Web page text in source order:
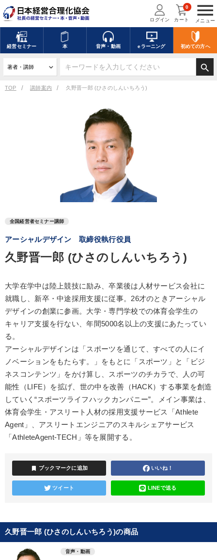
menu
メニュー
ログイン カート
0
経営セミナー 本 音声・動画 eラーニング 初めての方へ
search
TOP 講師案内 久野晋一郎 (ひさのしんいちろう)
全国経営者セミナー講師
アーシャルデザイン 取締役執行役員
久野晋一郎 (ひさのしんいちろう)
大学在学中は陸上競技に励み、卒業後は人材サービス会社に
就職し、新卒・中途採用支援に従事。26才のときアーシャル
デザインの創業に参画。大学・専門学校での体育会学生の
キャリア支援を行ない、年間5000名以上の支援にあたってい
る。
アーシャルデザインは「スポーツを通じて、すべての人にイ
ノベーションをもたらす。」をもとに「スポーツ」と「ビジ
ネスコンテンツ」をかけ算し、スポーツのチカラで、人の可
能性（LIFE）を拡げ、世の中を改善（HACK）する事業を創造
していく“スポーツライフハックカンパニー”。メイン事業は、
体育会学生・アスリート人材の採用支援サービス「Athlete
Agent」、アスリートエンジニアのスキルシェアサービス
「AthleteAgent-TECH」等を展開する。
bookmark ブックマークに追加 いいね！
ツイート LINEで送る
久野晋一郎 (ひさのしんいちろう)の商品
音声・動画